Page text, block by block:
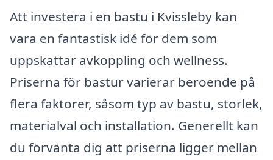
Att investera i en bastu i Kvissleby kan
vara en fantastisk idé för dem som
uppskattar avkoppling och wellness.
Priserna för bastur varierar beroende på
flera faktorer, såsom typ av bastu, storlek,
materialval och installation. Generellt kan
du förvänta dig att priserna ligger mellan